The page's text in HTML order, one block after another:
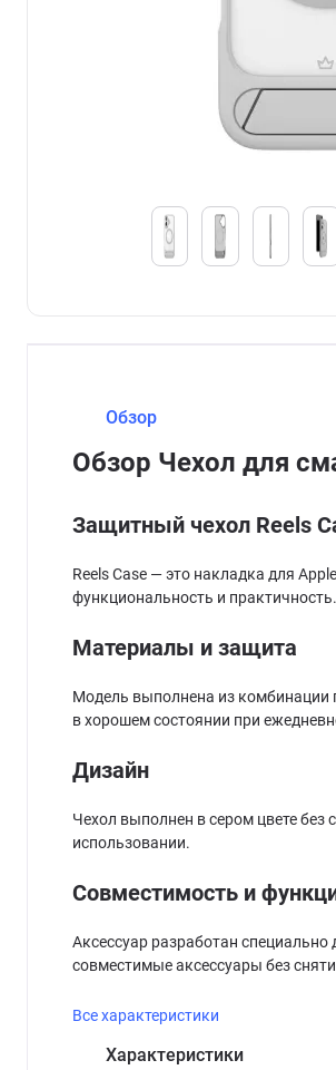
Обзор
Обзор Чехол для
Защитный чехол Reels
Reels Case — это накладка для
функциональность и практичность.
Материалы и защита
Модель выполнена из комбинации
в хорошем состоянии при
Дизайн
Чехол выполнен в сером цвете
использовании.
Совместимость и
Аксессуар разработан
совместимые аксессуары без
Все характеристики
Характеристики